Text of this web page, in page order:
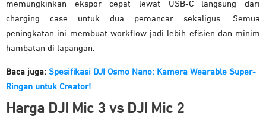
memungkinkan ekspor cepat lewat USB-C langsung dari
charging case untuk dua pemancar sekaligus. Semua
peningkatan ini membuat workflow jadi lebih efisien dan minim
hambatan di lapangan.
Baca juga: Spesifikasi DJI Osmo Nano: Kamera Wearable Super-
Ringan untuk Creator!
Harga DJI Mic 3 vs DJI Mic 2